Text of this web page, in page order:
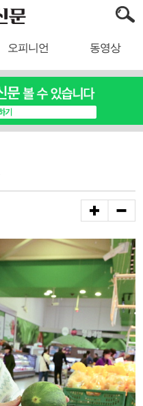
오피니언 동영상